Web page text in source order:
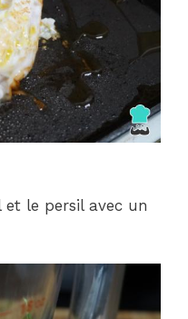
et le persil avec un